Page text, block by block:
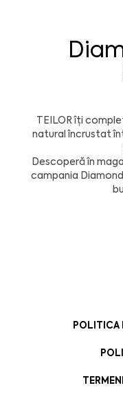
TEILOR îți
natural încrustat
Descoperă în
campania
POLITICA